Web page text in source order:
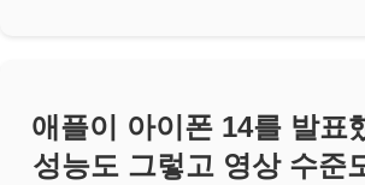
애플이 아이폰 14를 발표
성능도 그렇고 영상 수준